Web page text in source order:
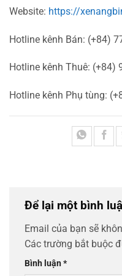
Website: https://
Hotline kênh Bán: (+84)
Hotline kênh Thuê: (+84)
Hotline kênh Phụ tùng:
Để lại một bình
Email của bạn sẽ
Các trường bắt buộc
Bình luận*